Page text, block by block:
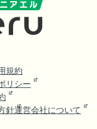
規約
リシー
針運営会社について